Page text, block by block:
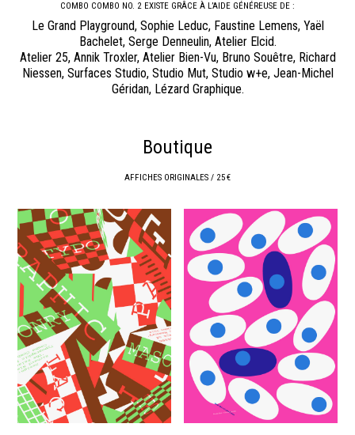
COMBO COMBO NO. 2 EXISTE GRÂCE À L’AIDE GÉNÉREUSE DE :
Le Grand Playground, Sophie Leduc, Faustine Lemens, Yaël
Bachelet, Serge Denneulin, Atelier Elcid.
Atelier 25, Annik Troxler, Atelier Bien-Vu, Bruno Souêtre, Richard
Niessen, Surfaces Studio, Studio Mut, Studio w+e, Jean-Michel
Géridan, Lézard Graphique.
Boutique
AFFICHES ORIGINALES / 25 €